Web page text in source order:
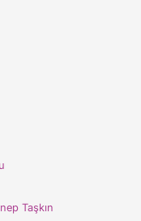
Taşkın